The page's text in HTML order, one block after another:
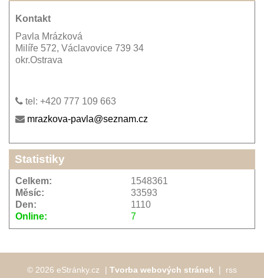
Kontakt
Pavla Mrázková
Milíře 572, Václavovice 739 34
okr.Ostrava
tel: +420 777 109 663
mrazkova-pavla@seznam.cz
Statistiky
Online: 7
Celkem:
1548361
Měsíc:
33593
Den:
1110
© 2026 eStránky.cz | Tvorba webových stránek rss